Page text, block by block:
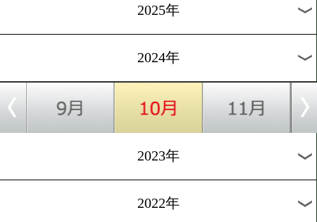
[インタビュー]2024.10.2
返す」
[インタビュー]2024.10.2
矢吹正道「崖っぷち。ここ
つだけ」